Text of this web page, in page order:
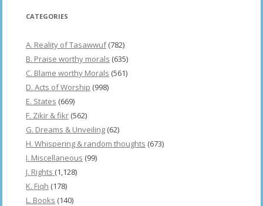
CATEGORIES
A. Reality of Tasawwuf(782)
B. Praise worthy morals (635)
C. Blame worthy Morals (561)
D. Acts of Worship (998)
E. States (669)
F. Zikir & fikr (562)
G. Dreams & Unveiling (62)
H. Whispering & random thoughts (673)
I. Miscellaneous (99)
J. Rights (1,128)
K. Fiqh (178)
L. Books (140)